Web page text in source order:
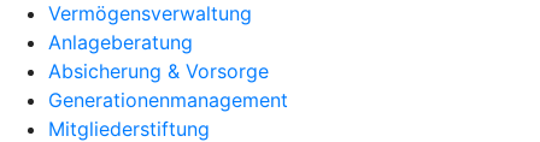
Vermögensverwaltung
Anlageberatung
Absicherung & Vorsorge
Generationenmanagement
Mitgliederstiftung